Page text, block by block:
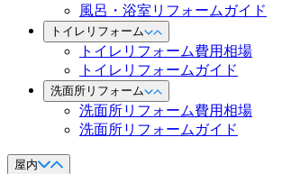
風呂・浴室リフォームガイド
トイレリフォーム
トイレリフォーム費用相場
トイレリフォームガイド
洗面所リフォーム
洗面所リフォーム費用相場
洗面所リフォームガイド
屋内